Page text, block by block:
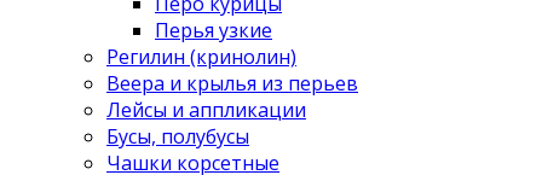
Перья узкие
Регилин (кринолин)
Веера и крылья из перьев
Лейсы и аппликации
Бусы, полубусы
Чашки корсетные